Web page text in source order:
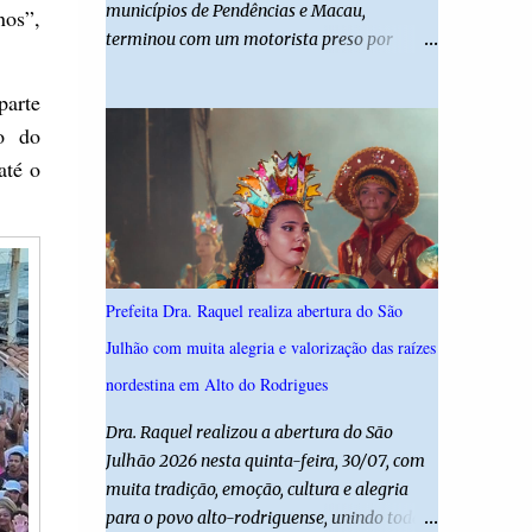
do
o
desta edição reforça o compromisso da
administração da Prefeita Dra. Raquel com o
populares em uma festa segura, org...
municípios de Pendências e Macau,
terminou com um motorista preso por
acordo com a Polícia Militar, o condutor
apresentava evidentes sinais de embriaguez
no momento da ocorrência. Ele foi
encaminhado à delegacia, onde foi autuado
em flagrante. O exame pericial para
confirmar a concentração de álcool no
organismo ainda está em andamento. A
vítima é um menino de 11 anos, que sofreu
ferimentos graves no acidente. Após os
primeiros atendimentos, ele foi entubado e
para o Hospital Monsenhor Walfredo
Gurgel, em Natal, onde permanece internado
sob cuidados médicos especializados.
Segundo informações da Polícia Militar, a
Prefeita Dra. Raquel realiza abertura do São
Julhão com muita alegria e valorização das raízes
nordestina em Alto do Rodrigues
Dra. Raquel realizou a abertura do São
Julhão 2026 nesta quinta-feira, 30/07, com
muita tradição, emoção, cultura e alegria
para o povo alto-rodriguense, unindo todas